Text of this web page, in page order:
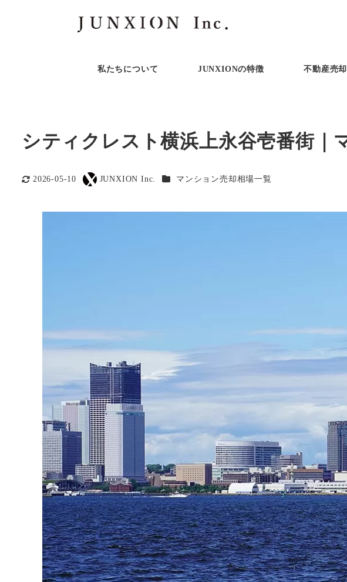
私たちについて JUNXIONの特徴 不動産売
シティクレスト横浜上永谷壱番街｜
更新日
2026-05-10
著
JUNXION Inc. カテゴリー
マンション売却相場一覧